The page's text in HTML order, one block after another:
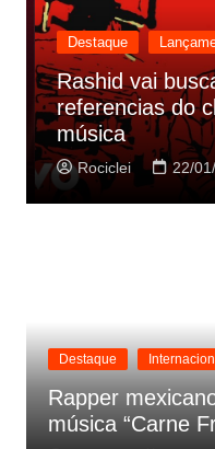
Destaque
Rashid vai
referencias do
música
Rociclei 22/01/
Destaque
Rapper
música “Carne